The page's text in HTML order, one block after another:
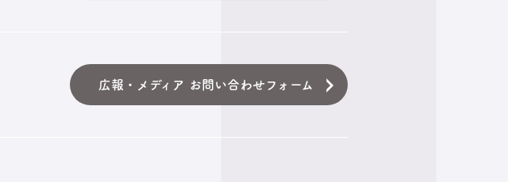
広報・メディア お問い合わせフォーム